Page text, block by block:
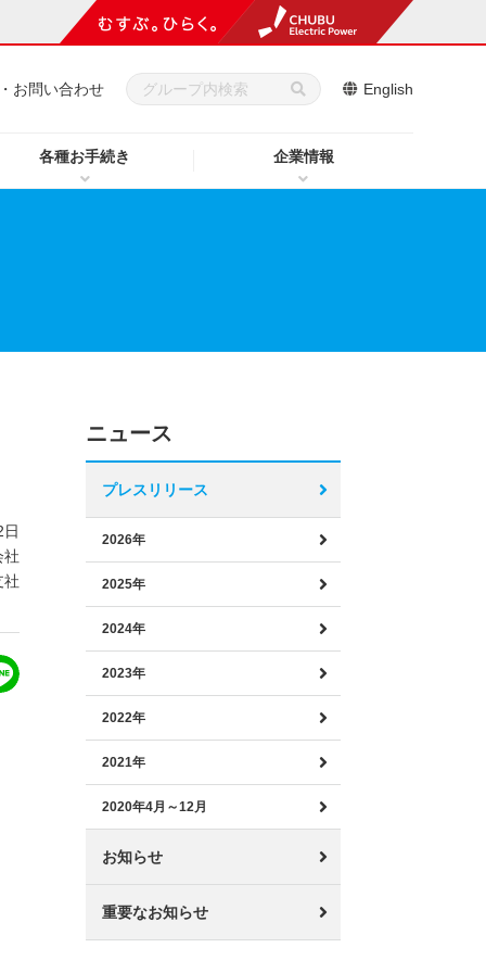
各種お手続き 企業情報
お問い合わせ English
社
社
ニュース
プレスリリース
2026年
2025年
2024年
2023年
2022年
2021年
2020年4月～12月
お知らせ
重要なお知らせ